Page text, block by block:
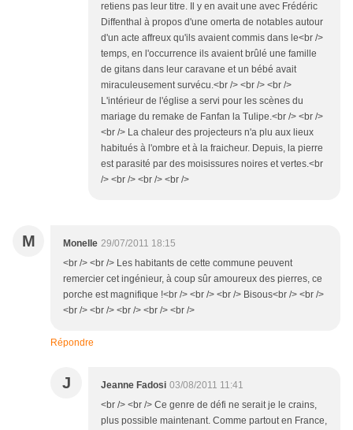
retiens pas leur titre. Il y en avait une avec Frédéric
Diffenthal à propos d'une omerta de notables autour
d'un acte affreux qu'ils avaient commis dans le<br />
temps, en l'occurrence ils avaient brûlé une famille
de gitans dans leur caravane et un bébé avait
miraculeusement survécu.<br /> <br /> <br />
L'intérieur de l'église a servi pour les scènes du
mariage du remake de Fanfan la Tulipe.<br /> <br />
<br /> La chaleur des projecteurs n'a plu aux lieux
habitués à l'ombre et à la fraicheur. Depuis, la pierre
est parasité par des moisissures noires et vertes.<br
/> <br /> <br /> <br />
M Monelle 29/07/2011 18:15
<br /> <br /> Les habitants de cette commune peuvent
remercier cet ingénieur, à coup sûr amoureux des pierres, ce
porche est magnifique !<br /> <br /> <br /> Bisous<br /> <br />
<br /> <br /> <br /> <br /> <br />
Répondre
J Jeanne Fadosi 03/08/2011 11:41
<br /> <br /> Ce genre de défi ne serait je le crains,
plus possible maintenant. Comme partout en France,